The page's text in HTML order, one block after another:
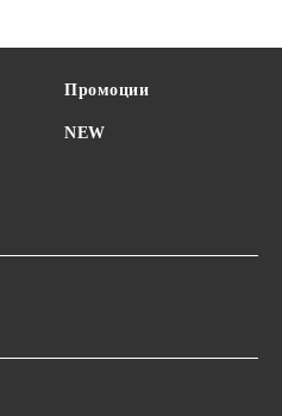
Промоции
NEW